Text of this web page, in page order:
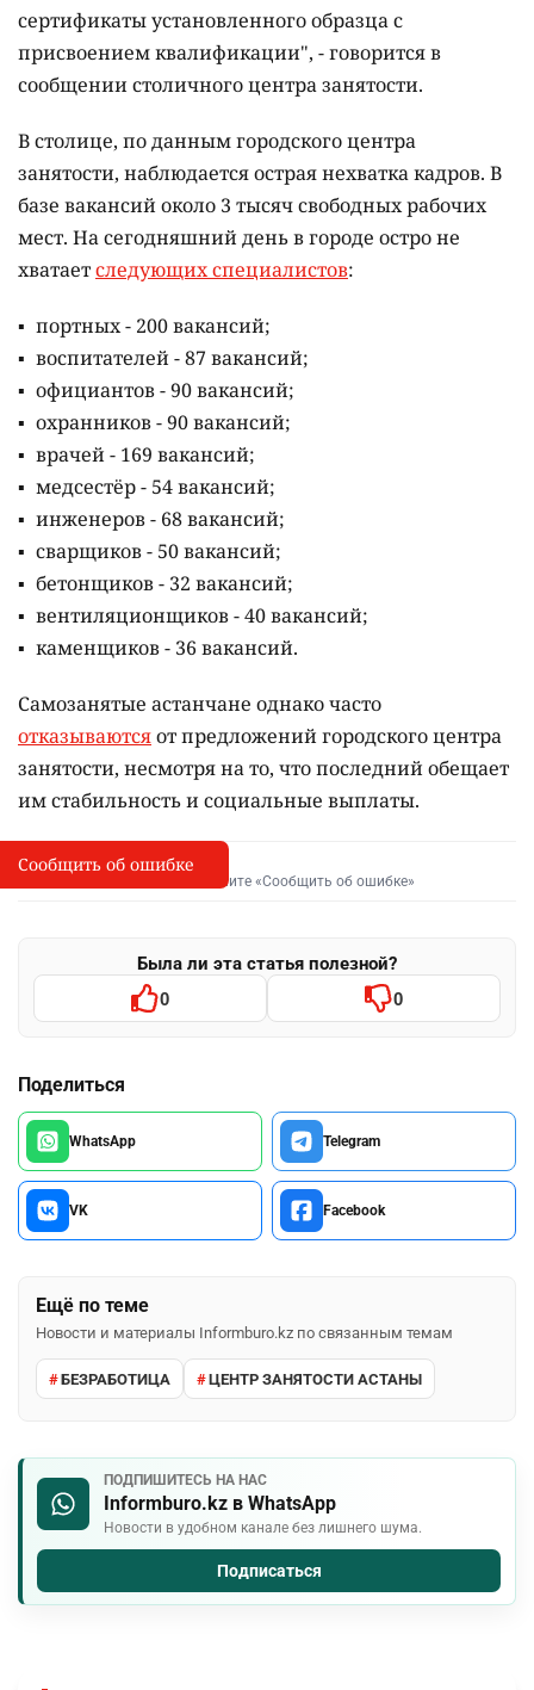
сертификаты установленного образца с
присвоением квалификации", - говорится в
сообщении столичного центра занятости.
В столице, по данным городского центра
занятости, наблюдается острая нехватка кадров. В
базе вакансий около 3 тысяч свободных рабочих
мест. На сегодняшний день в городе остро не
хватаетследующих специалистов:
портных - 200 вакансий;
воспитателей - 87 вакансий;
официантов - 90 вакансий;
охранников - 90 вакансий;
врачей - 169 вакансий;
медсестёр - 54 вакансий;
инженеров - 68 вакансий;
сварщиков - 50 вакансий;
бетонщиков - 32 вакансий;
вентиляционщиков - 40 вакансий;
каменщиков - 36 вакансий.
Самозанятые астанчане однако часто
отказываютсяот предложений городского центра
занятости, несмотря на то, что последний обещает
им стабильность и социальные выплаты.
I
Сообщить об опечатке
Выделите фрагмент и нажмите «Сообщить об ошибке»
Была ли эта статья полезной?
0 0
Поделиться
WhatsApp Telegram
VK Facebook
Ещё по теме
Новости и материалы Informburo.kz по связанным темам
БЕЗРАБОТИЦА ЦЕНТР ЗАНЯТОСТИ АСТАНЫ
ПОДПИШИТЕСЬ НА НАС
Informburo.kz в WhatsApp
Новости в удобном канале без лишнего шума.
Подписаться
Сообщить об ошибке